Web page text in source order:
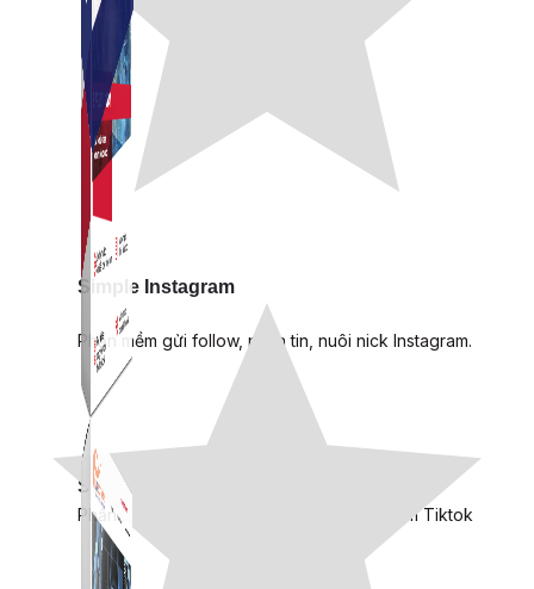
Simple Live
Phần mềm tạo kịch bản bình luận livestream Tiktok
Simple Instagram
Phần mềm gửi follow, nhắn tin, nuôi nick Instagram.